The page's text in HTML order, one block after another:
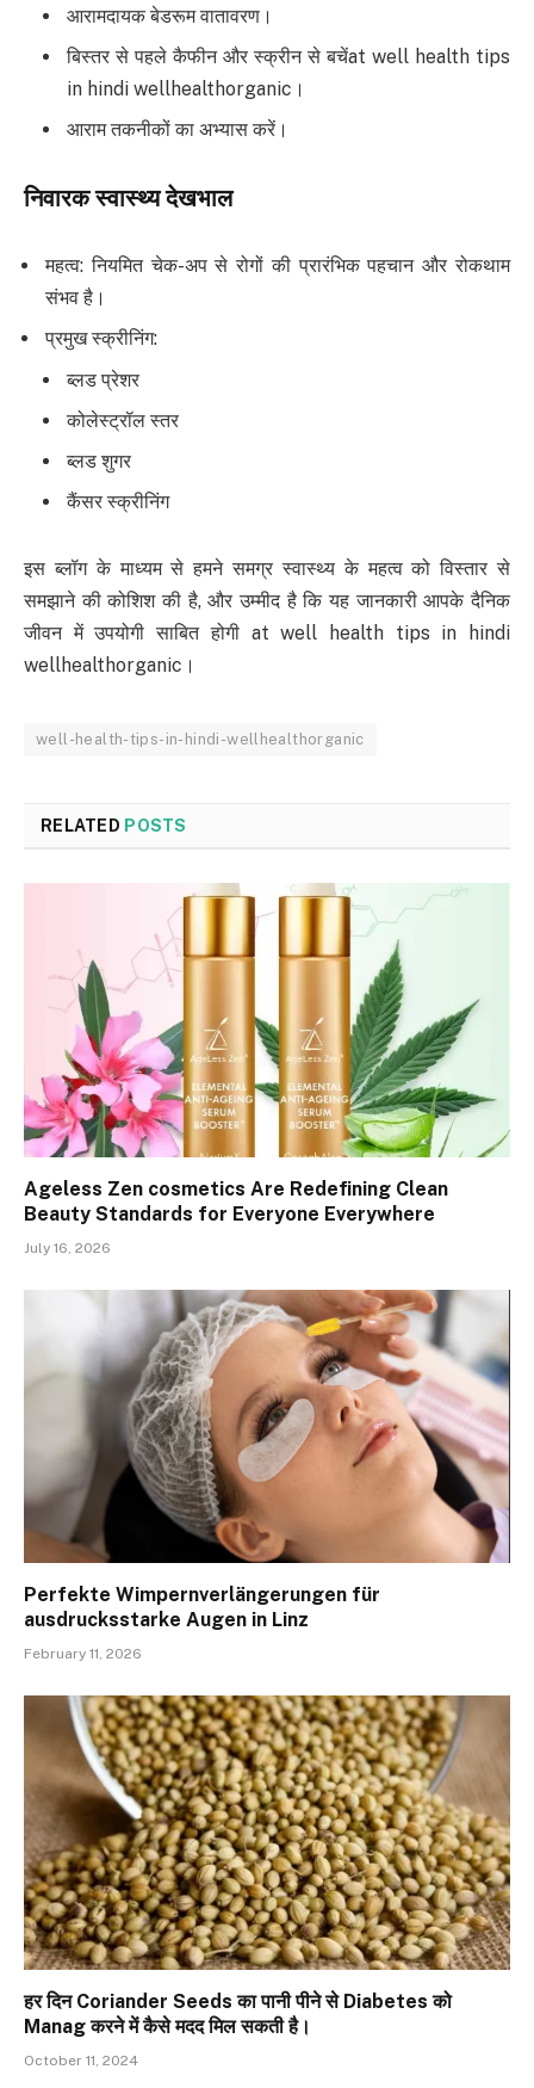
आरामदायक बेडरूम वातावरण।
बिस्तर से पहले कैफीन और स्क्रीन से बचेंat well health tips
in hindi wellhealthorganic।
आराम तकनीकों का अभ्यास करें।
निवारक स्वास्थ्य देखभाल
महत्व: नियमित चेक-अप से रोगों की प्रारंभिक पहचान और रोकथाम
संभव है।
प्रमुख स्क्रीनिंग:
ब्लड प्रेशर
कोलेस्ट्रॉल स्तर
ब्लड शुगर
कैंसर स्क्रीनिंग
इस ब्लॉग के माध्यम से हमने समग्र स्वास्थ्य के महत्व को विस्तार से
समझाने की कोशिश की है, और उम्मीद है कि यह जानकारी आपके दैनिक
जीवन में उपयोगी साबित होगी at well health tips in hindi
wellhealthorganic।
well-health-tips-in-hindi-wellhealthorganic
RELATED POSTS
Ageless Zen cosmetics Are Redefining Clean
Beauty Standards for Everyone Everywhere
July 16, 2026
Perfekte Wimpernverlängerungen für
ausdrucksstarke Augen in Linz
February 11, 2026
हर दिन Coriander Seeds का पानी पीने से Diabetes को
Manag करने में कैसे मदद मिल सकती है।
October 11, 2024